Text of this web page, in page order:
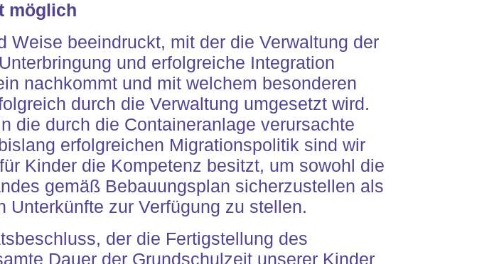
möglich
beeindruckt, mit der die Verwaltung der
und erfolgreiche Integration
nachkommt und mit welchem besonderen
durch die Verwaltung umgesetzt wird.
die durch die Containeranlage verursachte
erfolgreichen Migrationspolitik sind wir
Kinder die Kompetenz besitzt, um sowohl die
gemäß Bebauungsplan sicherzustellen als
Unterkünfte zur Verfügung zu stellen.
der die Fertigstellung des
Dauer der Grundschulzeit unserer Kinder